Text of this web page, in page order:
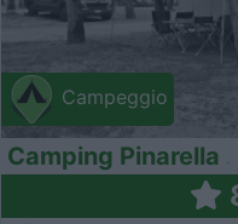
Campeggio
Camping Pinarella